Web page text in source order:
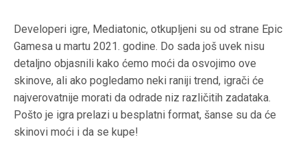
Developeri igre, Mediatonic, otkupljeni su od strane Epic
Gamesa u martu 2021. godine. Do sada još uvek nisu
detaljno objasnili kako ćemo moći da osvojimo ove
skinove, ali ako pogledamo neki raniji trend, igrači će
najverovatnije morati da odrade niz različitih zadataka.
Pošto je igra prelazi u besplatni format, šanse su da će
skinovi moći i da se kupe!